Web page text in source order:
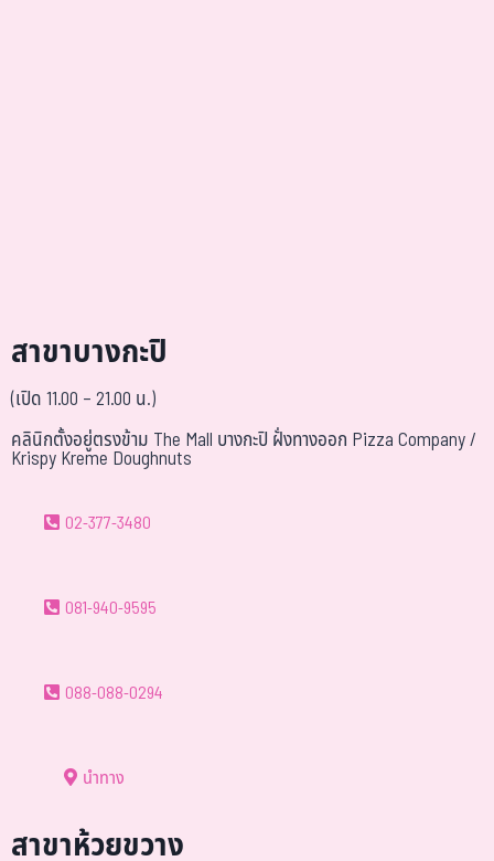
สาขาบางกะปิ
(เปิด 11.00 – 21.00 น.)
คลินิกตั้งอยู่ตรงข้าม The Mall บางกะปิ ฝั่งทางออก Pizza Company /
Krispy Kreme Doughnuts
02-377-3480
081-940-9595
088-088-0294
นำทาง
สาขาห้วยขวาง